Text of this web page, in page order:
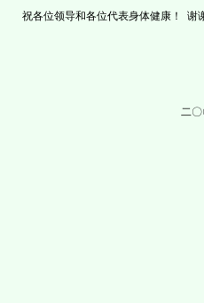
祝各位领导和各位代表身体健康！ 谢
二〇